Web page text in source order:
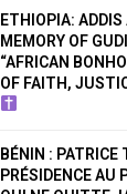
ETHIOPIA:
MEMORY OF
“AFRICAN
OF FAITH,
BÉNIN : PATRICE
PRÉSIDENCE AU